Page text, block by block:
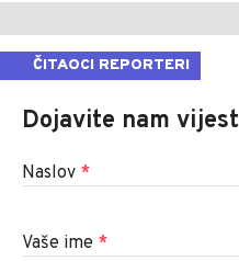
ČITAOCI REPORTERI
Dojavite nam vijest
Naslov *
Vaše ime *